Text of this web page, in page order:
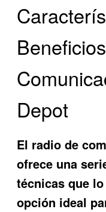
Depot
El radio de
ofrece una
técnicas que
opción ideal